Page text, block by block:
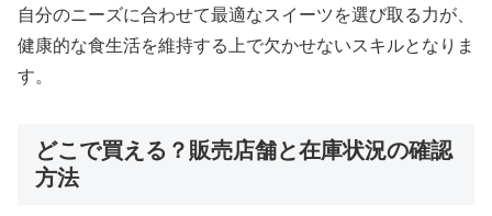
自分のニーズに合わせて最適なスイーツを選び取る力が、
健康的な食生活を維持する上で欠かせないスキルとなりま
す。
どこで買える？販売店舗と在庫状況の確認
方法